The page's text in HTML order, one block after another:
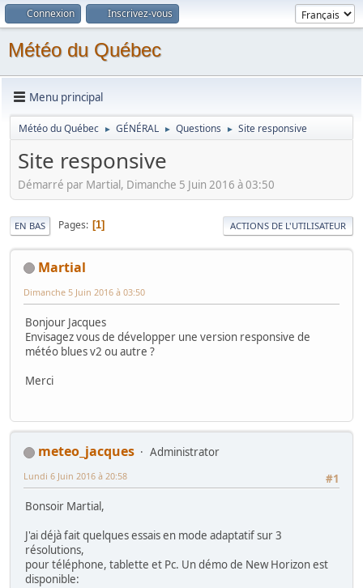
Connexion Inscrivez-vous
Météo du Québec
Menu principal
Météo du Québec ► GÉNÉRAL ► Questions ► Site responsive
Site responsive
Démarré par Martial, Dimanche 5 Juin 2016 à 03:50
EN BAS Pages 1 ACTIONS DE L'UTILISATEUR
Martial
Dimanche 5 Juin 2016 à 03:50
Bonjour Jacques
Envisagez vous de développer une version responsive de
météo blues v2 ou autre ?
Merci
meteo_jacques
Administrator
#1
Lundi 6 Juin 2016 à 20:58
Bonsoir Martial,
J'ai déjà fait quelques essais en mode adaptatif sur 3
résolutions,
pour téléphone, tablette et Pc. Un démo de New Horizon est
disponible: